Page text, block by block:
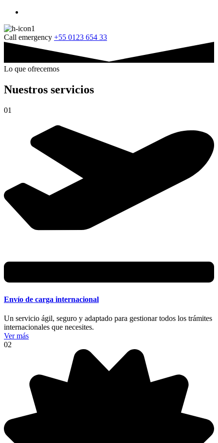
Call emergency +55 0123 654 33
Lo que ofrecemos
Nuestros servicios
01
Envío de carga internacional
Un servicio ágil, seguro y adaptado para gestionar todos los trámites
internacionales que necesites.
Ver más
02